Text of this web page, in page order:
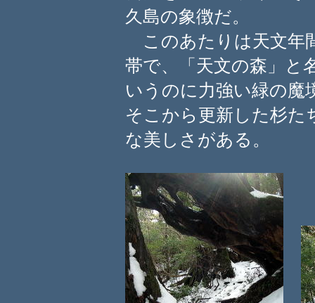
久島の象徴だ。
このあたりは天文年
帯で、「天文の森」と
いうのに力強い緑の魔
そこから更新した杉た
な美しさがある。